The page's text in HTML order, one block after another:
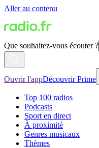
Aller au contenu
Que souhaitez-vous écouter ?
Ouvrir l'appDécouvrir Prime
Top 100 radios
Podcasts
Sport en direct
À proximité
Genres musicaux
Thèmes